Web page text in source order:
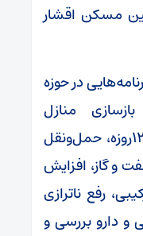
مسکن اقشار
در حوزه
منازل
آسیب‌دیده در سوانح و جنگ ۱۲روزه، حمل‌ونقل
و گاز، افزایش
رفع ناترازی
و دارو بررسی و